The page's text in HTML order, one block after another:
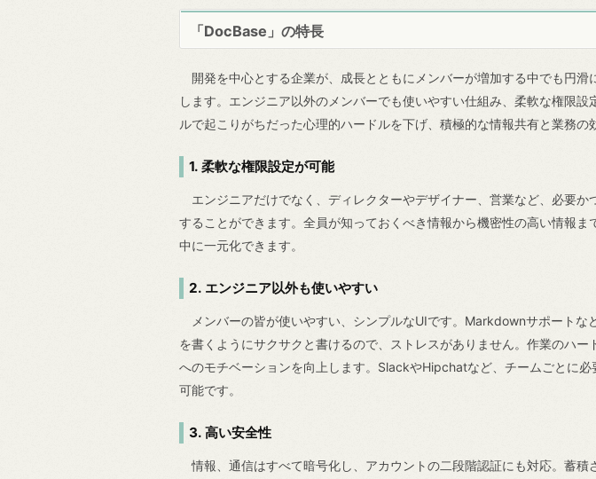
「DocBase」の特長
開発を中心とする企業が、成長とともにメンバーが増加する中でも円滑
します。エンジニア以外のメンバーでも使いやすい仕組み、柔軟な権限設
ルで起こりがちだった心理的ハードルを下げ、積極的な情報共有と業務の
1. 柔軟な権限設定が可能
エンジニアだけでなく、ディレクターやデザイナー、営業など、必要か
することができます。全員が知っておくべき情報から機密性の高い情報
中に一元化できます。
2. エンジニア以外も使いやすい
メンバーの皆が使いやすい、シンプルなUIです。Markdownサポートな
を書くようにサクサクと書けるので、ストレスがありません。作業のハー
へのモチベーションを向上します。SlackやHipchatなど、チームごとに必
可能です。
3. 高い安全性
情報、通信はすべて暗号化し、アカウントの二段階認証にも対応。蓄積